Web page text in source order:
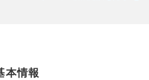
本情報